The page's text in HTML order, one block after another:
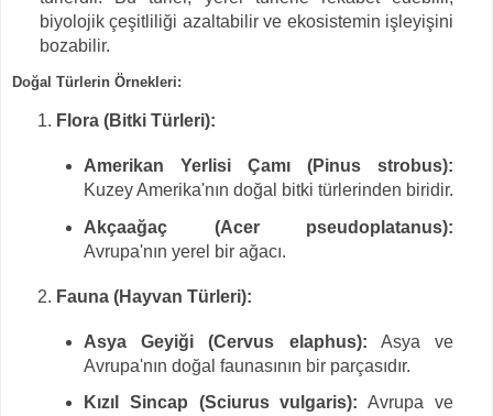
biyolojik çeşitliliği azaltabilir ve ekosistemin işleyişini
bozabilir.
Doğal Türlerin Örnekleri:
Flora (Bitki Türleri):
Amerikan Yerlisi Çamı (Pinus strobus):
Kuzey Amerika'nın doğal bitki türlerinden biridir.
Akçaağaç (Acer pseudoplatanus):
Avrupa'nın yerel bir ağacı.
Fauna (Hayvan Türleri):
Asya Geyiği (Cervus elaphus): Asya ve
Avrupa'nın doğal faunasının bir parçasıdır.
Kızıl Sincap (Sciurus vulgaris): Avrupa ve